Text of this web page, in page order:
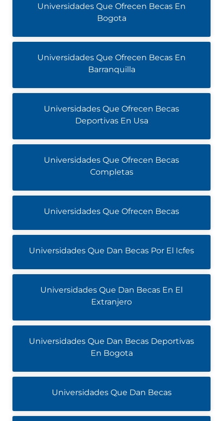
Universidades Que Ofrecen Becas En
Bogota
Universidades Que Ofrecen Becas En
Barranquilla
Universidades Que Ofrecen Becas
Deportivas En Usa
Universidades Que Ofrecen Becas
Completas
Universidades Que Ofrecen Becas
Universidades Que Dan Becas Por El Icfes
Universidades Que Dan Becas En El
Extranjero
Universidades Que Dan Becas Deportivas
En Bogota
Universidades Que Dan Becas